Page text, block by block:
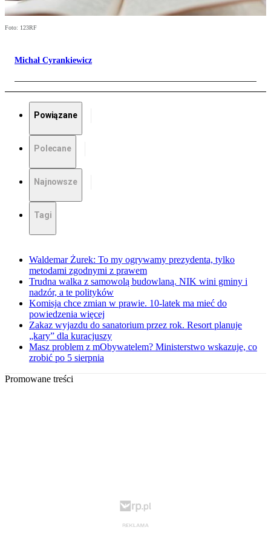
Foto: 123RF
Michał Cyrankiewicz
Powiązane
Polecane
Najnowsze
Tagi
Waldemar Żurek: To my ogrywamy prezydenta, tylko
metodami zgodnymi z prawem
Trudna walka z samowolą budowlaną. NIK wini gminy i
nadzór, a te polityków
Komisja chce zmian w prawie. 10-latek ma mieć do
powiedzenia więcej
Zakaz wyjazdu do sanatorium przez rok. Resort planuje
„kary” dla kuracjuszy
Masz problem z mObywatelem? Ministerstwo wskazuje, co
zrobić po 5 sierpnia
Promowane treści